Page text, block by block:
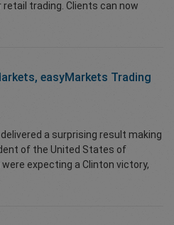
trading. Clients can now
easyMarkets Trading
a surprising result making
of the United States of
expecting a Clinton victory,